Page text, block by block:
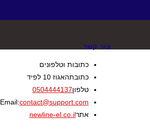
צור קשר
כתובות וטלפונים
כתובתהאגוז 10 לפיד
טלפון0504444137
Email:contact@support.com
אתרnewline-el.co.il